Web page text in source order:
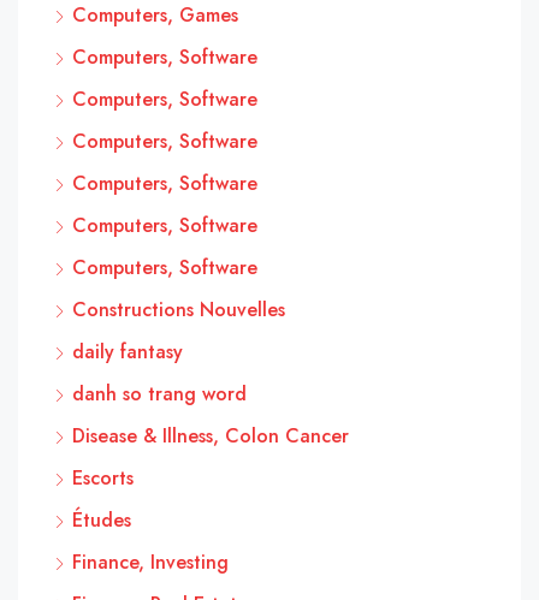
Computers, Games
Computers, Software
Computers, Software
Computers, Software
Computers, Software
Computers, Software
Computers, Software
Constructions Nouvelles
daily fantasy
danh so trang word
Disease & Illness, Colon Cancer
Escorts
Études
Finance, Investing